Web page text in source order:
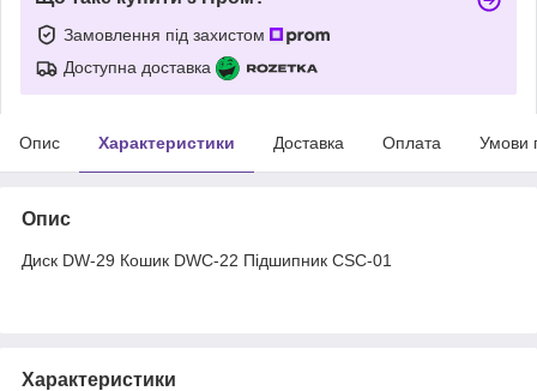
Замовлення під захистом
Доступна доставка
Опис Характеристики Доставка Оплата Умови
Опис
Диск DW-29 Кошик DWC-22 Підшипник CSC-01
Характеристики